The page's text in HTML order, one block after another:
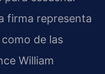
firma representa
de las
William